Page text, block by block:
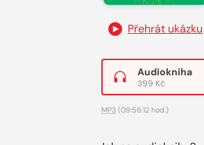
Přehrát ukázku
Audiokniha
399 Kč
MP3 (09:56:12 hod.)